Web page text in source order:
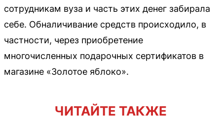
сотрудникам вуза и часть этих денег забирала
себе. Обналичивание средств происходило, в
частности, через приобретение
многочисленных подарочных сертификатов в
магазине «Золотое яблоко».
ЧИТАЙТЕ ТАКЖЕ